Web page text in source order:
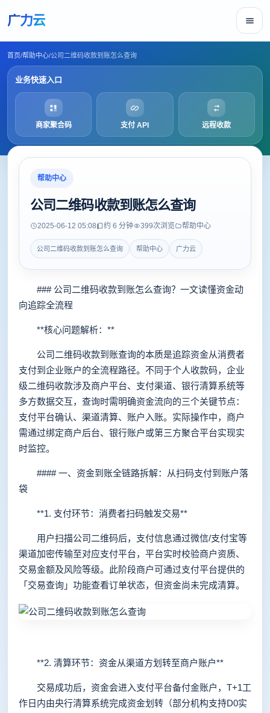
广力云
首页/帮助中心/公司二维码收款到账怎么查询
业务快速入口
商家聚合码 支付 API 远程收款
帮助中心
公司二维码收款到账怎么查询
2025-06-12 05:08 约 6 分钟 399次浏览 帮助中心
公司二维码收款到账怎么查询 帮助中心 广力云
### 公司二维码收款到账怎么查询？一文读懂资金动
向追踪全流程
**核心问题解析：**
公司二维码收款到账查询的本质是追踪资金从消费者
支付到企业账户的全流程路径。不同于个人收款码，企业
级二维码收款涉及商户平台、支付渠道、银行清算系统等
多方数据交互，查询时需明确资金流向的三个关键节点：
支付平台确认、渠道清算、账户入账。实际操作中，商户
需通过绑定商户后台、银行账户或第三方聚合平台实现实
时监控。
#### 一、资金到账全链路拆解：从扫码支付到账户落
袋
**1. 支付环节：消费者扫码触发交易**
用户扫描公司二维码后，支付信息通过微信/支付宝等
渠道加密传输至对应支付平台，平台实时校验商户资质、
交易金额及风险等级。此阶段商户可通过支付平台提供的
「交易查询」功能查看订单状态，但资金尚未完成清算。
**2. 清算环节：资金从渠道方划转至商户账户**
交易成功后，资金会进入支付平台备付金账户，T+1工
作日内由央行清算系统完成资金划转（部分机构支持D0实